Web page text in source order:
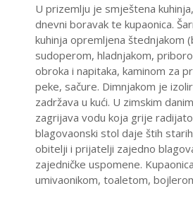
U prizemlju je smještena
dnevni boravak te kupaonica.
kuhinja opremljena štednjakom
sudoperom, hladnjakom,
obroka i napitaka, kaminom za
peke, sačure. Dimnjakom je
zadržava u kući. U zimskim
zagrijava vodu koja grije
blagovaonski stol daje štih
obitelji i prijatelji zajedno
zajedničke uspomene.
umivaonikom, toaletom,